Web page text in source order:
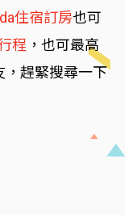
住宿訂房也可
程 ，也可最高
，趕緊搜尋一下